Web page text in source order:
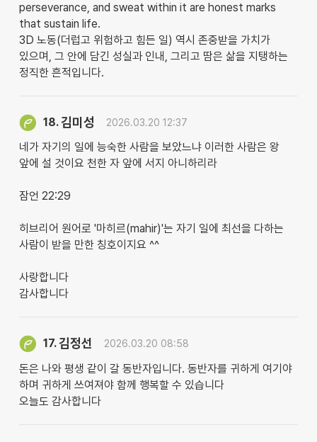
perseverance, and sweat within it are honest marks
that sustain life.
3D 노동(더럽고 위험하고 힘든 일) 역시 존중받을 가치가
있으며, 그 안에 담긴 성실과 인내, 그리고 땀은 삶을 지탱하는
정직한 흔적입니다.
18.김미성 2026.03.20 12:37
네가 자기의 일에 능숙한 사람을 보았느냐 이러한 사람은 왕
앞에 설 것이요 천한 자 앞에 서지 아니하리라
잠언 22:29
히브리어 원어로 '마히르(mahir)'는 자기 일에 최선을 다하는
사람이 받을 만한 칭호이지요 ^^
사랑합니다
감사합니다
17.김정선 2026.03.20 08:58
돈은 나와 평생 같이 갈 동반자입니다. 동반자를 귀하게 여기야
하며 귀하게 쓰여져야 함께 행복할 수 있습니다
오늘도 감사합니다